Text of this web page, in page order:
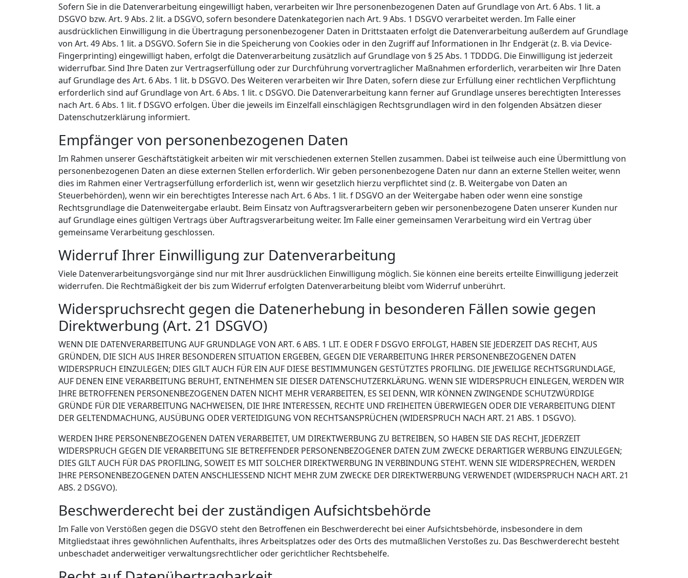
Sofern Sie in die Datenverarbeitung eingewilligt haben, verarbeiten wir Ihre personenbezogenen Daten auf Grundlage von Art. 6 Abs. 1 lit. a
DSGVO bzw. Art. 9 Abs. 2 lit. a DSGVO, sofern besondere Datenkategorien nach Art. 9 Abs. 1 DSGVO verarbeitet werden. Im Falle einer
ausdrücklichen Einwilligung in die Übertragung personenbezogener Daten in Drittstaaten erfolgt die Datenverarbeitung außerdem auf Grundlage
von Art. 49 Abs. 1 lit. a DSGVO. Sofern Sie in die Speicherung von Cookies oder in den Zugriff auf Informationen in Ihr Endgerät (z. B. via Device-
Fingerprinting) eingewilligt haben, erfolgt die Datenverarbeitung zusätzlich auf Grundlage von § 25 Abs. 1 TDDDG. Die Einwilligung ist jederzeit
widerrufbar. Sind Ihre Daten zur Vertragserfüllung oder zur Durchführung vorvertraglicher Maßnahmen erforderlich, verarbeiten wir Ihre Daten
auf Grundlage des Art. 6 Abs. 1 lit. b DSGVO. Des Weiteren verarbeiten wir Ihre Daten, sofern diese zur Erfüllung einer rechtlichen Verpflichtung
erforderlich sind auf Grundlage von Art. 6 Abs. 1 lit. c DSGVO. Die Datenverarbeitung kann ferner auf Grundlage unseres berechtigten Interesses
nach Art. 6 Abs. 1 lit. f DSGVO erfolgen. Über die jeweils im Einzelfall einschlägigen Rechtsgrundlagen wird in den folgenden Absätzen dieser
Datenschutzerklärung informiert.
Empfänger von personenbezogenen Daten
Im Rahmen unserer Geschäftstätigkeit arbeiten wir mit verschiedenen externen Stellen zusammen. Dabei ist teilweise auch eine Übermittlung von
personenbezogenen Daten an diese externen Stellen erforderlich. Wir geben personenbezogene Daten nur dann an externe Stellen weiter, wenn
dies im Rahmen einer Vertragserfüllung erforderlich ist, wenn wir gesetzlich hierzu verpflichtet sind (z. B. Weitergabe von Daten an
Steuerbehörden), wenn wir ein berechtigtes Interesse nach Art. 6 Abs. 1 lit. f DSGVO an der Weitergabe haben oder wenn eine sonstige
Rechtsgrundlage die Datenweitergabe erlaubt. Beim Einsatz von Auftragsverarbeitern geben wir personenbezogene Daten unserer Kunden nur
auf Grundlage eines gültigen Vertrags über Auftragsverarbeitung weiter. Im Falle einer gemeinsamen Verarbeitung wird ein Vertrag über
gemeinsame Verarbeitung geschlossen.
Widerruf Ihrer Einwilligung zur Datenverarbeitung
Viele Datenverarbeitungsvorgänge sind nur mit Ihrer ausdrücklichen Einwilligung möglich. Sie können eine bereits erteilte Einwilligung jederzeit
widerrufen. Die Rechtmäßigkeit der bis zum Widerruf erfolgten Datenverarbeitung bleibt vom Widerruf unberührt.
Widerspruchsrecht gegen die Datenerhebung in besonderen Fällen sowie gegen
Direktwerbung (Art. 21 DSGVO)
WENN DIE DATENVERARBEITUNG AUF GRUNDLAGE VON ART. 6 ABS. 1 LIT. E ODER F DSGVO ERFOLGT, HABEN SIE JEDERZEIT DAS RECHT, AUS
GRÜNDEN, DIE SICH AUS IHRER BESONDEREN SITUATION ERGEBEN, GEGEN DIE VERARBEITUNG IHRER PERSONENBEZOGENEN DATEN
WIDERSPRUCH EINZULEGEN; DIES GILT AUCH FÜR EIN AUF DIESE BESTIMMUNGEN GESTÜTZTES PROFILING. DIE JEWEILIGE RECHTSGRUNDLAGE,
AUF DENEN EINE VERARBEITUNG BERUHT, ENTNEHMEN SIE DIESER DATENSCHUTZERKLÄRUNG. WENN SIE WIDERSPRUCH EINLEGEN, WERDEN WIR
IHRE BETROFFENEN PERSONENBEZOGENEN DATEN NICHT MEHR VERARBEITEN, ES SEI DENN, WIR KÖNNEN ZWINGENDE SCHUTZWÜRDIGE
GRÜNDE FÜR DIE VERARBEITUNG NACHWEISEN, DIE IHRE INTERESSEN, RECHTE UND FREIHEITEN ÜBERWIEGEN ODER DIE VERARBEITUNG DIENT
DER GELTENDMACHUNG, AUSÜBUNG ODER VERTEIDIGUNG VON RECHTSANSPRÜCHEN (WIDERSPRUCH NACH ART. 21 ABS. 1 DSGVO).
WERDEN IHRE PERSONENBEZOGENEN DATEN VERARBEITET, UM DIREKTWERBUNG ZU BETREIBEN, SO HABEN SIE DAS RECHT, JEDERZEIT
WIDERSPRUCH GEGEN DIE VERARBEITUNG SIE BETREFFENDER PERSONENBEZOGENER DATEN ZUM ZWECKE DERARTIGER WERBUNG EINZULEGEN;
DIES GILT AUCH FÜR DAS PROFILING, SOWEIT ES MIT SOLCHER DIREKTWERBUNG IN VERBINDUNG STEHT. WENN SIE WIDERSPRECHEN, WERDEN
IHRE PERSONENBEZOGENEN DATEN ANSCHLIESSEND NICHT MEHR ZUM ZWECKE DER DIREKTWERBUNG VERWENDET (WIDERSPRUCH NACH ART. 21
ABS. 2 DSGVO).
Beschwerde­recht bei der zuständigen Aufsichts­behörde
Im Falle von Verstößen gegen die DSGVO steht den Betroffenen ein Beschwerderecht bei einer Aufsichtsbehörde, insbesondere in dem
Mitgliedstaat ihres gewöhnlichen Aufenthalts, ihres Arbeitsplatzes oder des Orts des mutmaßlichen Verstoßes zu. Das Beschwerderecht besteht
unbeschadet anderweitiger verwaltungsrechtlicher oder gerichtlicher Rechtsbehelfe.